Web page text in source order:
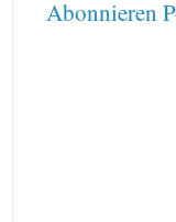
Abonnieren